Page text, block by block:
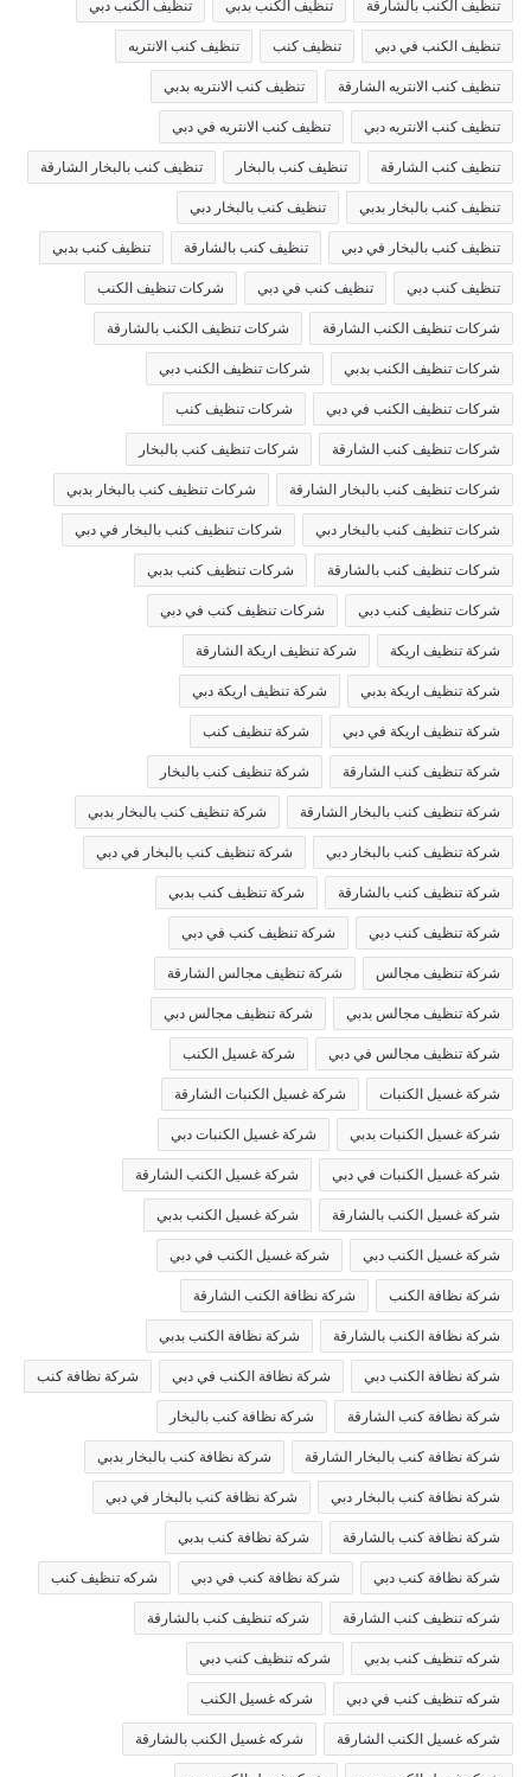
تنظيف الكنب بالشارقة تنظيف الكنب بدبي تنظيف الكنب دبي
تنظيف الكنب في دبي تنظيف كنب تنظيف كنب الانتريه
تنظيف كنب الانتريه الشارقة تنظيف كنب الانتريه بدبي
تنظيف كنب الانتريه دبي تنظيف كنب الانتريه في دبي
تنظيف كنب الشارقة تنظيف كنب بالبخار تنظيف كنب بالبخار الشارقة
تنظيف كنب بالبخار بدبي تنظيف كنب بالبخار دبي
تنظيف كنب بالبخار في دبي تنظيف كنب بالشارقة تنظيف كنب بدبي
تنظيف كنب دبي تنظيف كنب في دبي شركات تنظيف الكنب
شركات تنظيف الكنب الشارقة شركات تنظيف الكنب بالشارقة
شركات تنظيف الكنب بدبي شركات تنظيف الكنب دبي
شركات تنظيف الكنب في دبي شركات تنظيف كنب
شركات تنظيف كنب الشارقة شركات تنظيف كنب بالبخار
شركات تنظيف كنب بالبخار الشارقة شركات تنظيف كنب بالبخار بدبي
شركات تنظيف كنب بالبخار دبي شركات تنظيف كنب بالبخار في دبي
شركات تنظيف كنب بالشارقة شركات تنظيف كنب بدبي
شركات تنظيف كنب دبي شركات تنظيف كنب في دبي
شركة تنظيف اريكة شركة تنظيف اريكة الشارقة
شركة تنظيف اريكة بدبي شركة تنظيف اريكة دبي
شركة تنظيف اريكة في دبي شركة تنظيف كنب
شركة تنظيف كنب الشارقة شركة تنظيف كنب بالبخار
شركة تنظيف كنب بالبخار الشارقة شركة تنظيف كنب بالبخار بدبي
شركة تنظيف كنب بالبخار دبي شركة تنظيف كنب بالبخار في دبي
شركة تنظيف كنب بالشارقة شركة تنظيف كنب بدبي
شركة تنظيف كنب دبي شركة تنظيف كنب في دبي
شركة تنظيف مجالس شركة تنظيف مجالس الشارقة
شركة تنظيف مجالس بدبي شركة تنظيف مجالس دبي
شركة تنظيف مجالس في دبي شركة غسيل الكنب
شركة غسيل الكنبات شركة غسيل الكنبات الشارقة
شركة غسيل الكنبات بدبي شركة غسيل الكنبات دبي
شركة غسيل الكنبات في دبي شركة غسيل الكنب الشارقة
شركة غسيل الكنب بالشارقة شركة غسيل الكنب بدبي
شركة غسيل الكنب دبي شركة غسيل الكنب في دبي
شركة نظافة الكنب شركة نظافة الكنب الشارقة
شركة نظافة الكنب بالشارقة شركة نظافة الكنب بدبي
شركة نظافة الكنب دبي شركة نظافة الكنب في دبي شركة نظافة كنب
شركة نظافة كنب الشارقة شركة نظافة كنب بالبخار
شركة نظافة كنب بالبخار الشارقة شركة نظافة كنب بالبخار بدبي
شركة نظافة كنب بالبخار دبي شركة نظافة كنب بالبخار في دبي
شركة نظافة كنب بالشارقة شركة نظافة كنب بدبي
شركة نظافة كنب دبي شركة نظافة كنب في دبي شركه تنظيف كنب
شركه تنظيف كنب الشارقة شركه تنظيف كنب بالشارقة
شركه تنظيف كنب بدبي شركه تنظيف كنب دبي
شركه تنظيف كنب في دبي شركه غسيل الكنب
شركه غسيل الكنب الشارقة شركه غسيل الكنب بالشارقة